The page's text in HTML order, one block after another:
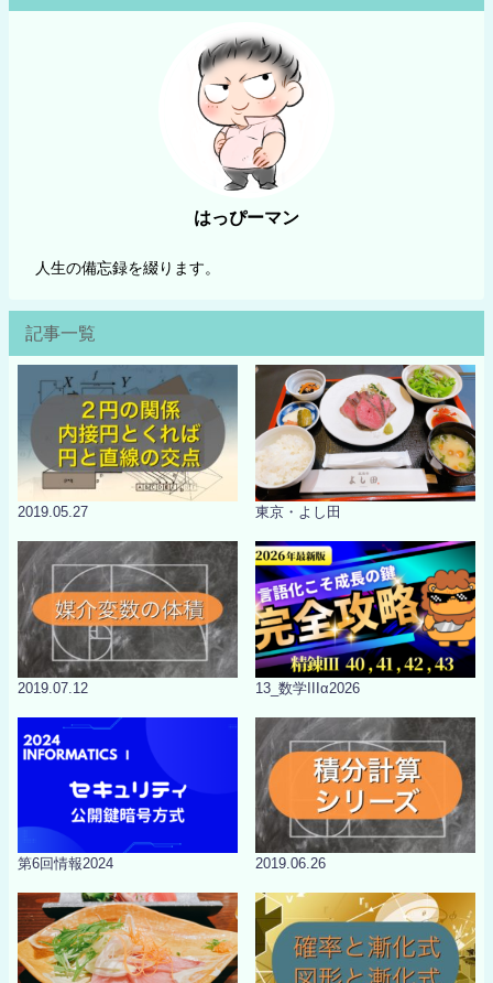
はっぴーマン
人生の備忘録を綴ります。
記事一覧
2019.05.27 東京・よし田
2019.07.12 13_数学IIIα2026
第6回情報2024 2019.06.26